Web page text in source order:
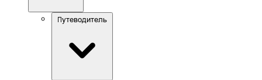
Путеводитель